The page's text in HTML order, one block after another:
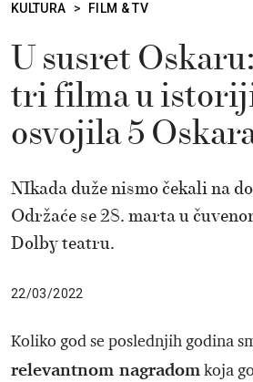
KULTURA > FILM & TV
U susret
tri filma u
osvojila 5
NIkada duže nismo čekali na
Održaće se 28. marta u
Dolby teatru.
22/03/2022
Koliko god se poslednjih godina
relevantnom nagradomkoja